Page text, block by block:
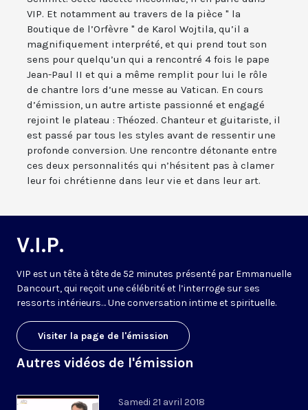
VIP. Et notamment au travers de la pièce " la
Boutique de l’Orfèvre " de Karol Wojtila, qu’il a
magnifiquement interprété, et qui prend tout son
sens pour quelqu’un qui a rencontré 4 fois le pape
Jean-Paul II et qui a même remplit pour lui le rôle
de chantre lors d’une messe au Vatican. En cours
d’émission, un autre artiste passionné et engagé
rejoint le plateau : Théozed. Chanteur et guitariste, il
est passé par tous les styles avant de ressentir une
profonde conversion. Une rencontre détonante entre
ces deux personnalités qui n’hésitent pas à clamer
leur foi chrétienne dans leur vie et dans leur art.
V.I.P.
VIP est un tête à tête de 52 minutes présenté par Emmanuelle
Dancourt, qui reçoit une célébrité et l’interroge sur ses
ressorts intérieurs… Une conversation intime et spirituelle.
Visiter la page de l'émission
Autres vidéos de l'émission
Samedi 21 avril 2018